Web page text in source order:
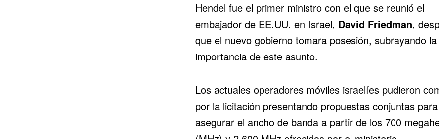
Hendel fue el primer ministro con el que se reunió el
embajador de EE.UU. en Israel, David Friedman,
que el nuevo gobierno tomara posesión, subrayando la
importancia de este asunto.
Los actuales operadores móviles israelíes pudieron
por la licitación presentando propuestas conjuntas para
asegurar el ancho de banda a partir de los 700